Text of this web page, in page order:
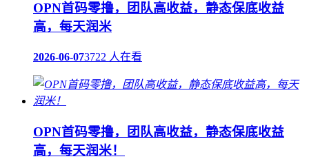
OPN首码零撸，团队高收益，静态保底收益
高，每天润米
2026-06-073722 人在看
OPN首码零撸，团队高收益，静态保底收益
高，每天润米！